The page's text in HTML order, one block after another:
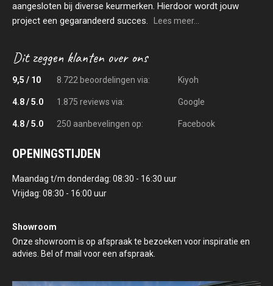
aangesloten bij diverse keurmerken. Hierdoor wordt jouw
project een gegarandeerd succes.
Lees meer...
9,5 / 10 8.722 beoordelingen via: Kiyoh
4.8 / 5.0 1.875 reviews via: Google
4.8 / 5.0 250 aanbevelingen op: Facebook
OPENINGSTIJDEN
Maandag t/m donderdag: 08:30 - 16:30 uur
Vrijdag: 08:30 - 16:00 uur
Showroom
Onze showroom is op afspraak te bezoeken voor inspiratie en
advies. Bel of mail voor een afspraak.